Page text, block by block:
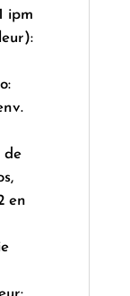
ipm
de
en